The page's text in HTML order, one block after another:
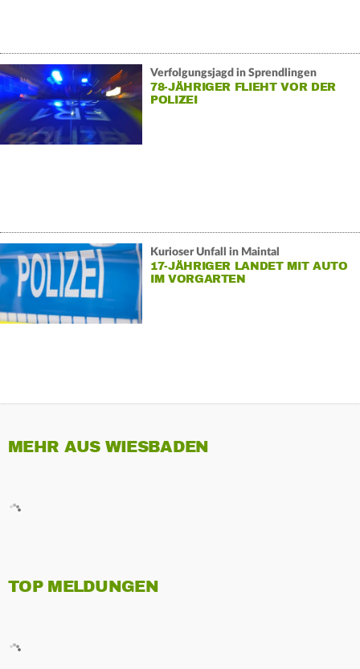
Verfolgungsjagd in Sprendlingen
78-JÄHRIGER FLIEHT VOR DER
POLIZEI
Kurioser Unfall in Maintal
17-JÄHRIGER LANDET MIT AUTO
IM VORGARTEN
MEHR AUS WIESBADEN
TOP MELDUNGEN